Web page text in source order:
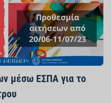
μέσω ΕΣΠΑ για το